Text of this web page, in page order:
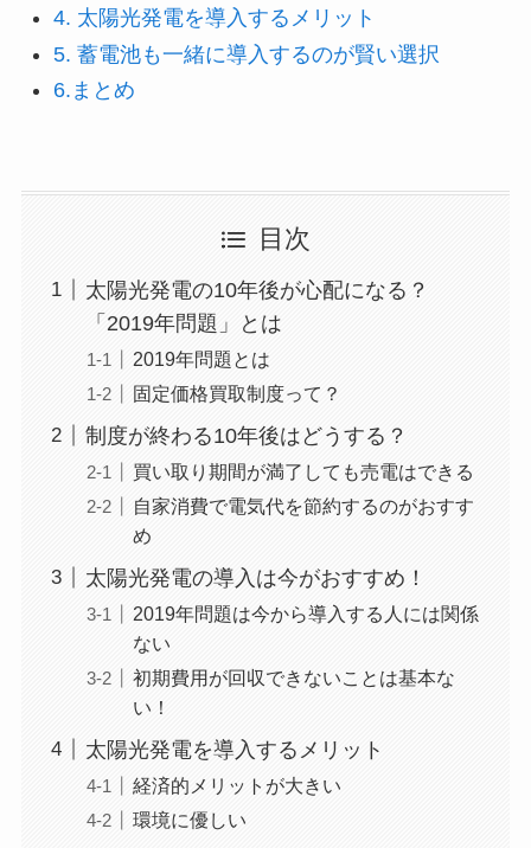
4. 太陽光発電を導入するメリット
5. 蓄電池も一緒に導入するのが賢い選択
6.まとめ
目次
太陽光発電の10年後が心配になる？
「2019年問題」とは
2019年問題とは
固定価格買取制度って？
制度が終わる10年後はどうする？
買い取り期間が満了しても売電はできる
自家消費で電気代を節約するのがおすす
め
太陽光発電の導入は今がおすすめ！
2019年問題は今から導入する人には関係
ない
初期費用が回収できないことは基本な
い！
太陽光発電を導入するメリット
経済的メリットが大きい
環境に優しい